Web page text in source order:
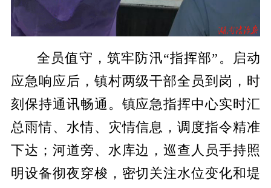
全员值守，筑牢防汛“指挥部”。启动
应急响应后，镇村两级干部全员到岗，时
刻保持通讯畅通。镇应急指挥中心实时汇
总雨情、水情、灾情信息，调度指令精准
下达；河道旁、水库边，巡查人员手持照
明设备彻夜穿梭，密切关注水位变化和堤